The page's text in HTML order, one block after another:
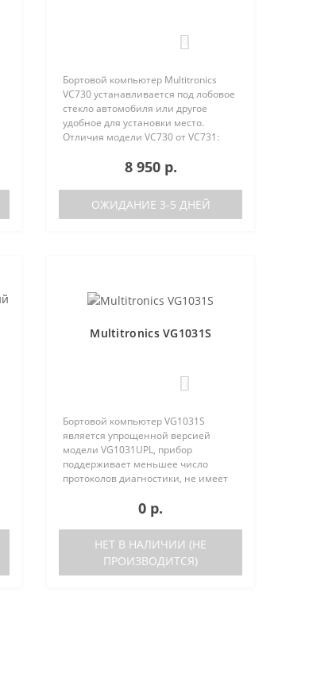
Бортовой компьютер Multitronics
VC730 устанавливается под лобовое
стекло автомобиля или другое
удобное для установки место.
Отличия модели VC730 от VC731:
(модель VC731 с голосом)
поддерживаемые протоколы диаг..
8 950 р.
ОЖИДАНИЕ 3-5 ДНЕЙ
Multitronics VG1031S
Бортовой компьютер VG1031S
является упрощенной версией
модели VG1031UPL, прибор
поддерживает меньшее число
протоколов диагностики, не имеет
датчика температуры. Отличия
VG1031S от VG1031UPL: отсутствует
0 р.
НЕТ В НАЛИЧИИ (НЕ
ПРОИЗВОДИТСЯ)